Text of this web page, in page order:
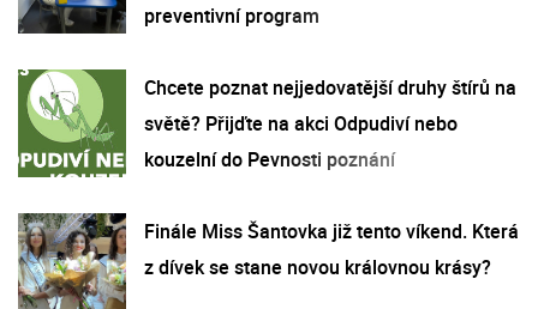
preventivní program
Chcete poznat nejjedovatější druhy štírů na
světě? Přijďte na akci Odpudiví nebo
kouzelní do Pevnosti poznání
Finále Miss Šantovka již tento víkend. Která
z dívek se stane novou královnou krásy?